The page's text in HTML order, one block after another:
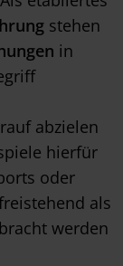
stehen
in
abzielen
hierfür
oder
als
werden